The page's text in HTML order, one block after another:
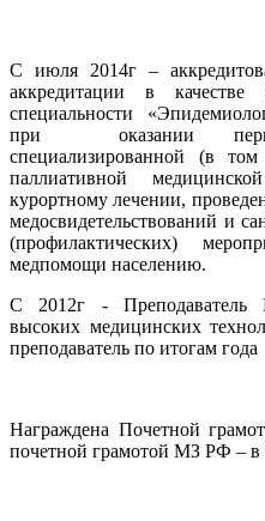
С июля 2014г –
аккредитации в
специальности
при оказании
специализированной (в том
паллиативной
курортному лечении,
медосвидетельствований и
(профилактических)
медпомощи населению.
С 2012г - Преподаватель
высоких медицинских
преподаватель по итогам года
Награждена Почетной
почетной грамотой МЗ РФ – в